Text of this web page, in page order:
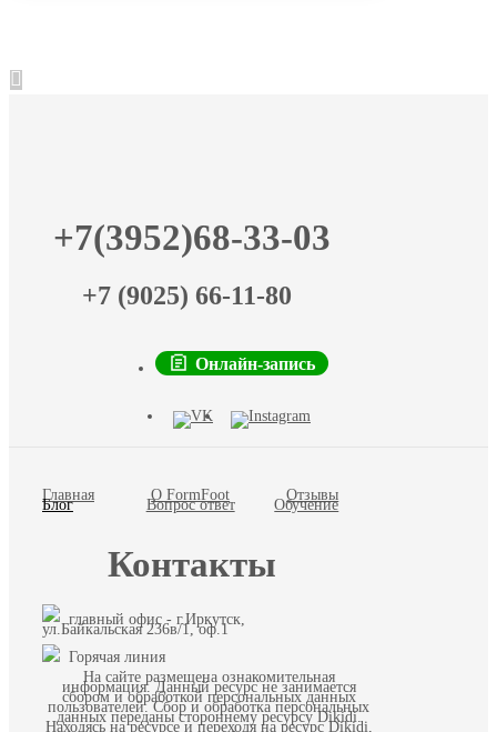
+7(3952)68-33-03
+7 (9025) 66-11-80
Онлайн-запись
Главная О FormFoot Отзывы
Блог Вопрос ответ Обучение
Контакты
главный офис - г.Иркутск,
ул.Байкальская 236в/1, оф.1
Горячая линия
На сайте размещена ознакомительная
информация. Данный ресурс не занимается
сбором и обработкой персональных данных
пользователей. Сбор и обработка персональных
данных переданы стороннему ресурсу Dikidi.
Находясь на ресурсе и переходя на ресурс Dikidi,